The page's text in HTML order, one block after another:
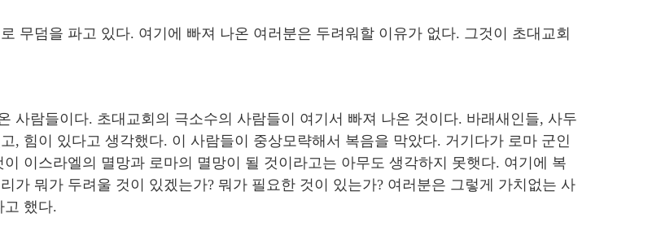
무덤을 파고 있다. 여기에 빠져 나온 여러분은 두려워할 이유가 없다. 그것이 초대교회
사람들이다. 초대교회의 극소수의 사람들이 여기서 빠져 나온 것이다. 바래새인들, 사두
, 힘이 있다고 생각했다. 이 사람들이 중상모략해서 복음을 막았다. 거기다가 로마 군인
이스라엘의 멸망과 로마의 멸망이 될 것이라고는 아무도 생각하지 못햇다. 여기에 복
가 뭐가 두려울 것이 있겠는가? 뭐가 필요한 것이 있는가? 여러분은 그렇게 가치없는 사
고 했다.